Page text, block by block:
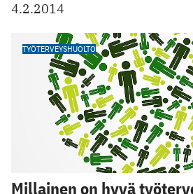
4.2.2014
TYÖTERVEYSHUOLTO
Millainen on hyvä